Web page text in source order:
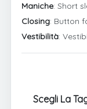
Maniche: Short
Closing: Button
Vestibilità:
Scegli La